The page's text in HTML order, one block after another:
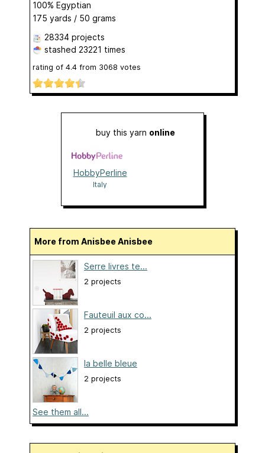
100% Egyptian
175 yards / 50 grams
28334 projects
stashed 23221 times
rating of 4.4 from 3068 votes
buy this yarn online
HobbyPerline
Italy
More from Anisbee Anisbee
Serre livres te...
2 projects
Fauteuil aux co...
2 projects
la belle bleue
2 projects
See them all...